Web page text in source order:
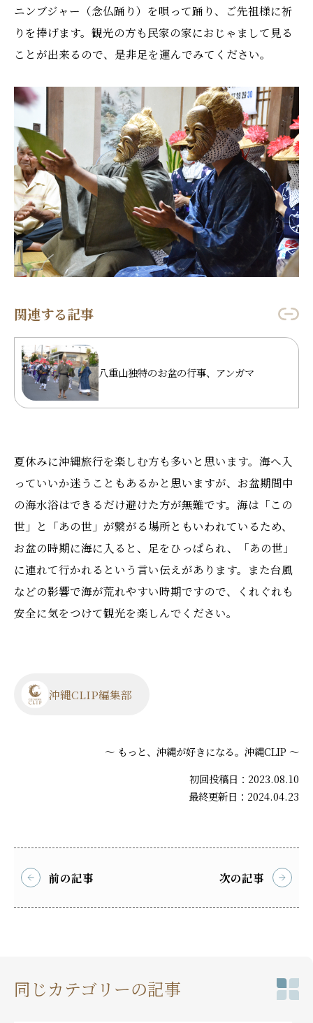
ニンブジャー（念仏踊り）を唄って踊り、ご先祖様に祈
りを捧げます。観光の方も民家の家におじゃまして見る
ことが出来るので、是非足を運んでみてください。
関連する記事
八重山独特のお盆の行事、アンガマ
夏休みに沖縄旅行を楽しむ方も多いと思います。海へ入
っていいか迷うこともあるかと思いますが、お盆期間中
の海水浴はできるだけ避けた方が無難です。海は「この
世」と「あの世」が繋がる場所ともいわれているため、
お盆の時期に海に入ると、足をひっぱられ、「あの世」
に連れて行かれるという言い伝えがあります。また台風
などの影響で海が荒れやすい時期ですので、くれぐれも
安全に気をつけて観光を楽しんでください。
沖縄CLIP編集部
～ もっと、沖縄が好きになる。沖縄CLIP ～
初回投稿日：2023.08.10
最終更新日：2024.04.23
前の記事 次の記事
同じカテゴリーの記事